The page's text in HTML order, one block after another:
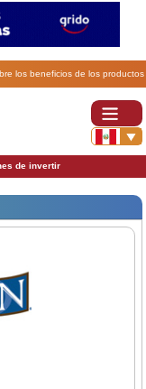
los beneficios de los productos
de invertir